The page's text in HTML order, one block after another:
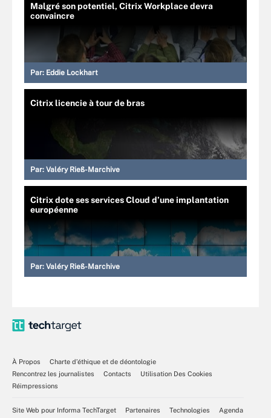
Malgré son potentiel, Citrix Workplace devra
convaincre
Par: Eddie Lockhart
Citrix licencie à tour de bras
Par: Valéry Rieß-Marchive
Citrix dote ses services Cloud d’une implantation
européenne
Par: Valéry Rieß-Marchive
À Propos
Charte d’éthique et de déontologie
Rencontrez les journalistes
Contacts
Utilisation Des Cookies
Réimpressions
Site Web pour Informa TechTarget Partenaires Technologies Agenda